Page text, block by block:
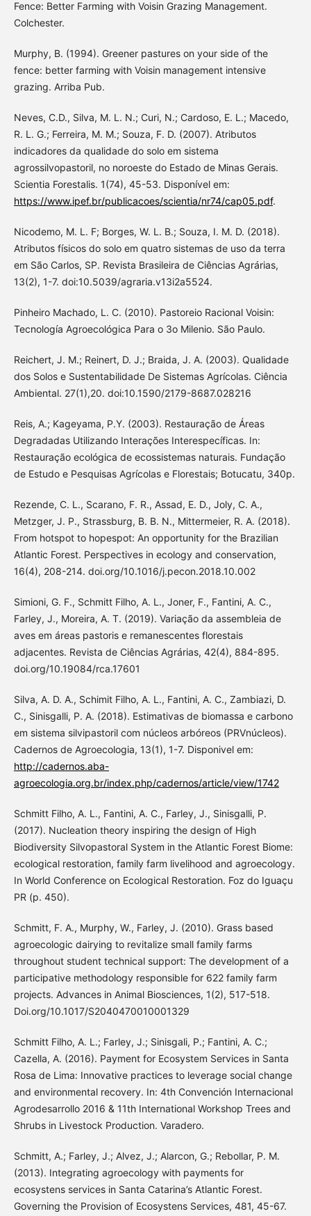
Fence: Better Farming with Voisin Grazing Management.
Colchester.
Murphy, B. (1994). Greener pastures on your side of the
fence: better farming with Voisin management intensive
grazing. Arriba Pub.
Neves, C.D., Silva, M. L. N.; Curi, N.; Cardoso, E. L.; Macedo,
R. L. G.; Ferreira, M. M.; Souza, F. D. (2007). Atributos
indicadores da qualidade do solo em sistema
agrossilvopastoril, no noroeste do Estado de Minas Gerais.
Scientia Forestalis. 1(74), 45-53. Disponível em:
https://www.ipef.br/publicacoes/scientia/nr74/cap05.pdf.
Nicodemo, M. L. F; Borges, W. L. B.; Souza, I. M. D. (2018).
Atributos físicos do solo em quatro sistemas de uso da terra
em São Carlos, SP. Revista Brasileira de Ciências Agrárias,
13(2), 1-7. doi:10.5039/agraria.v13i2a5524.
Pinheiro Machado, L. C. (2010). Pastoreio Racional Voisin:
Tecnología Agroecológica Para o 3o Milenio. São Paulo.
Reichert, J. M.; Reinert, D. J.; Braida, J. A. (2003). Qualidade
dos Solos e Sustentabilidade De Sistemas Agrícolas. Ciência
Ambiental. 27(1),20. doi:10.1590/2179-8687.028216
Reis, A.; Kageyama, P.Y. (2003). Restauração de Áreas
Degradadas Utilizando Interações Interespecíficas. In:
Restauração ecológica de ecossistemas naturais. Fundação
de Estudo e Pesquisas Agrícolas e Florestais; Botucatu, 340p.
Rezende, C. L., Scarano, F. R., Assad, E. D., Joly, C. A.,
Metzger, J. P., Strassburg, B. B. N., Mittermeier, R. A. (2018).
From hotspot to hopespot: An opportunity for the Brazilian
Atlantic Forest. Perspectives in ecology and conservation,
16(4), 208-214. doi.org/10.1016/j.pecon.2018.10.002
Simioni, G. F., Schmitt Filho, A. L., Joner, F., Fantini, A. C.,
Farley, J., Moreira, A. T. (2019). Variação da assembleia de
aves em áreas pastoris e remanescentes florestais
adjacentes. Revista de Ciências Agrárias, 42(4), 884-895.
doi.org/10.19084/rca.17601
Silva, A. D. A., Schimit Filho, A. L., Fantini, A. C., Zambiazi, D.
C., Sinisgalli, P. A. (2018). Estimativas de biomassa e carbono
em sistema silvipastoril com núcleos arbóreos (PRVnúcleos).
Cadernos de Agroecologia, 13(1), 1-7. Disponivel em:
http://cadernos.aba-
agroecologia.org.br/index.php/cadernos/article/view/1742
Schmitt Filho, A. L., Fantini, A. C., Farley, J., Sinisgalli, P.
(2017). Nucleation theory inspiring the design of High
Biodiversity Silvopastoral System in the Atlantic Forest Biome:
ecological restoration, family farm livelihood and agroecology.
In World Conference on Ecological Restoration. Foz do Iguaçu
PR (p. 450).
Schmitt, F. A., Murphy, W., Farley, J. (2010). Grass based
agroecologic dairying to revitalize small family farms
throughout student technical support: The development of a
participative methodology responsible for 622 family farm
projects. Advances in Animal Biosciences, 1(2), 517-518.
Doi.org/10.1017/S2040470010001329
Schmitt Filho, A. L.; Farley, J.; Sinisgali, P.; Fantini, A. C.;
Cazella, A. (2016). Payment for Ecosystem Services in Santa
Rosa de Lima: Innovative practices to leverage social change
and environmental recovery. In: 4th Convención Internacional
Agrodesarrollo 2016 & 11th International Workshop Trees and
Shrubs in Livestock Production. Varadero.
Schmitt, A.; Farley, J.; Alvez, J.; Alarcon, G.; Rebollar, P. M.
(2013). Integrating agroecology with payments for
ecosystens services in Santa Catarina’s Atlantic Forest.
Governing the Provision of Ecosystens Services, 481, 45-67.